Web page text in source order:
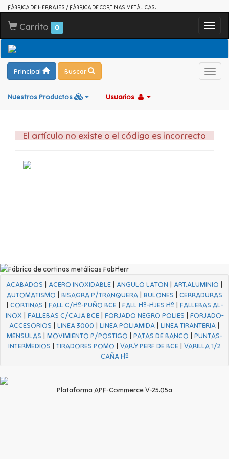
FÁBRICA DE HERRAJES / FÁBRICA DE CORTINAS METÁLICAS.
Carrito 0
Principal Buscar
Nuestros Productos Usuarios
El artículo no existe o el código es incorrecto
ACABADOS | ACERO INOXIDABLE | ANGULO LATON | ART.ALUMINIO |
AUTOMATISMO | BISAGRA P/TRANQUERA | BULONES | CERRADURAS
| CORTINAS | FALL C/Hº-PUÑO BCE| FALL Hº-HJES Hº | FALLEBAS AL-
INOX | FALLEBAS C/CAJA BCE| FORJADO NEGRO POLIES | FORJADO-
ACCESORIOS | LINEA 3000 | LINEA POLIAMIDA | LINEA TIRANTERIA |
MENSULAS | MOVIMIENTO P/POSTIGO | PATAS DE BANCO | PUNTAS-
INTERMEDIOS | TIRADORES POMO | VAR.Y PERF DE BCE | VARILLA 1/2
CAÑA Hº
Plataforma APF-Commerce V-25.05a